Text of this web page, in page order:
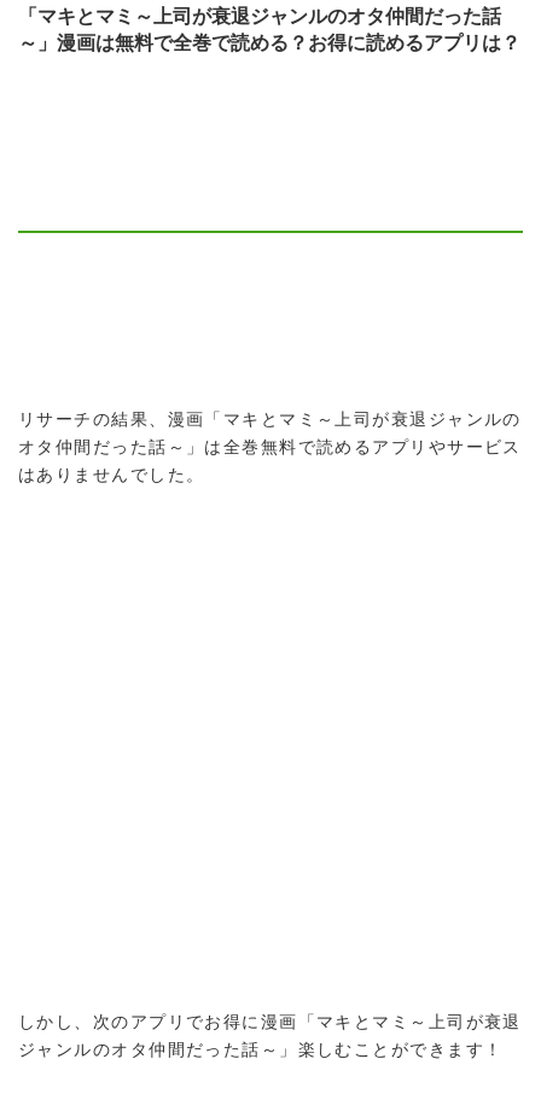
「マキとマミ～上司が衰退ジャンルのオタ仲間だった話
～」漫画は無料で全巻で読める？お得に読めるアプリは？
リサーチの結果、漫画「マキとマミ～上司が衰退ジャンルの
オタ仲間だった話～」は全巻無料で読めるアプリやサービス
はありませんでした。
しかし、次のアプリでお得に漫画「マキとマミ～上司が衰退
ジャンルのオタ仲間だった話～」楽しむことができます！